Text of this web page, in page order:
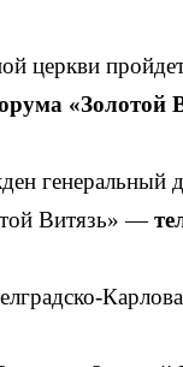
церкви
«Золотой
генеральный
Витязь» —